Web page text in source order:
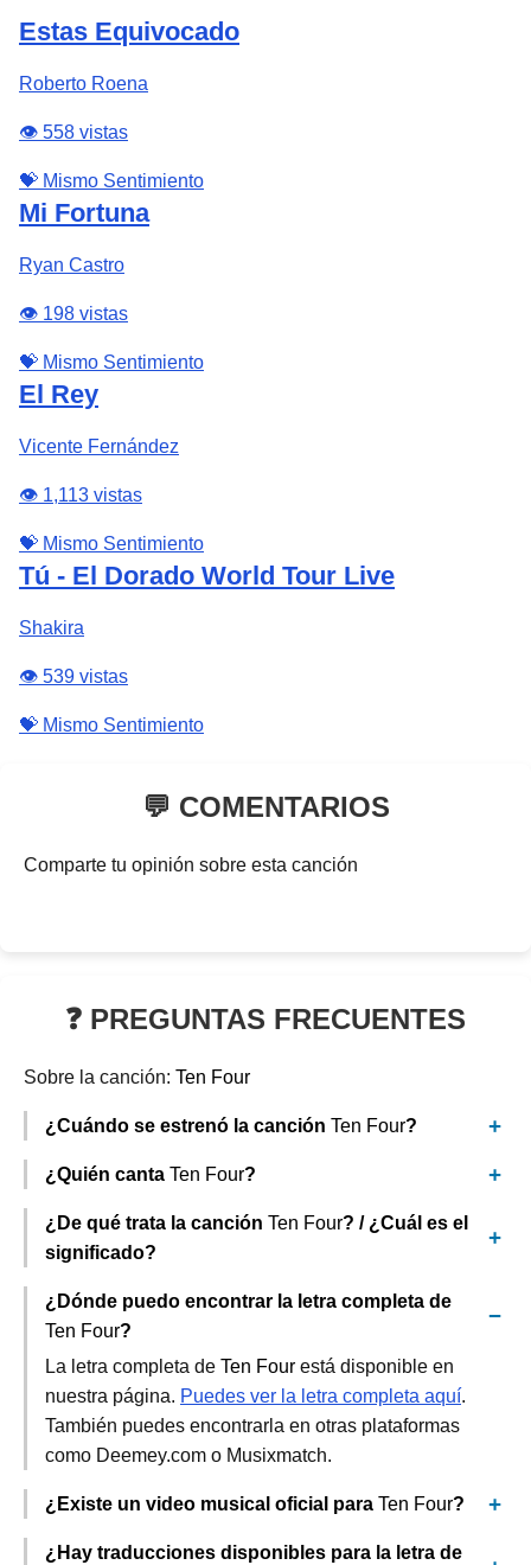
Estas Equivocado
Roberto Roena
👁️ 558 vistas
💝 Mismo Sentimiento
Mi Fortuna
Ryan Castro
👁️ 198 vistas
💝 Mismo Sentimiento
El Rey
Vicente Fernández
👁️ 1,113 vistas
💝 Mismo Sentimiento
Tú - El Dorado World Tour Live
Shakira
👁️ 539 vistas
💝 Mismo Sentimiento
💬 COMENTARIOS
Comparte tu opinión sobre esta canción
❓ PREGUNTAS FRECUENTES
Sobre la canción: Ten Four
¿Cuándo se estrenó la canción Ten Four?
¿Quién canta Ten Four?
¿De qué trata la canción Ten Four? / ¿Cuál es el
significado?
¿Dónde puedo encontrar la letra completa de
Ten Four?
La letra completa de Ten Four está disponible en
nuestra página. Puedes ver la letra completa aquí.
También puedes encontrarla en otras plataformas
como Deemey.com o Musixmatch.
¿Existe un video musical oficial para Ten Four?
¿Hay traducciones disponibles para la letra de